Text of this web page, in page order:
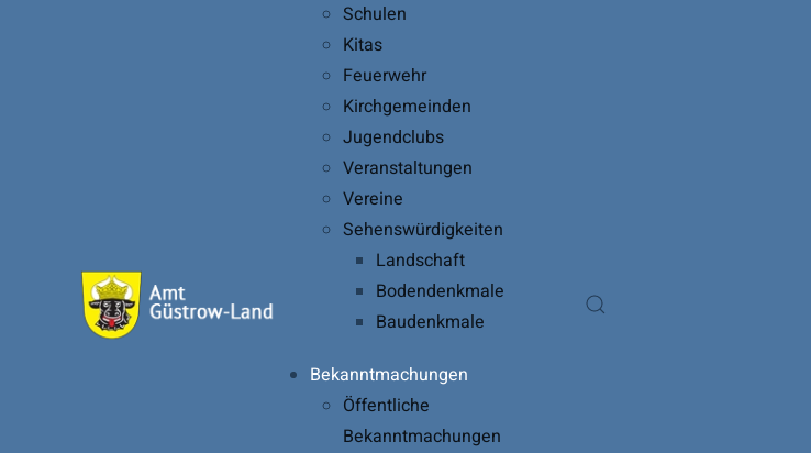
Schulen
Kitas
Feuerwehr
Kirchgemeinden
Jugendclubs
Veranstaltungen
Vereine
Sehenswürdigkeiten
Landschaft
Bodendenkmale
Baudenkmale
Bekanntmachungen
Öffentliche
Bekanntmachungen